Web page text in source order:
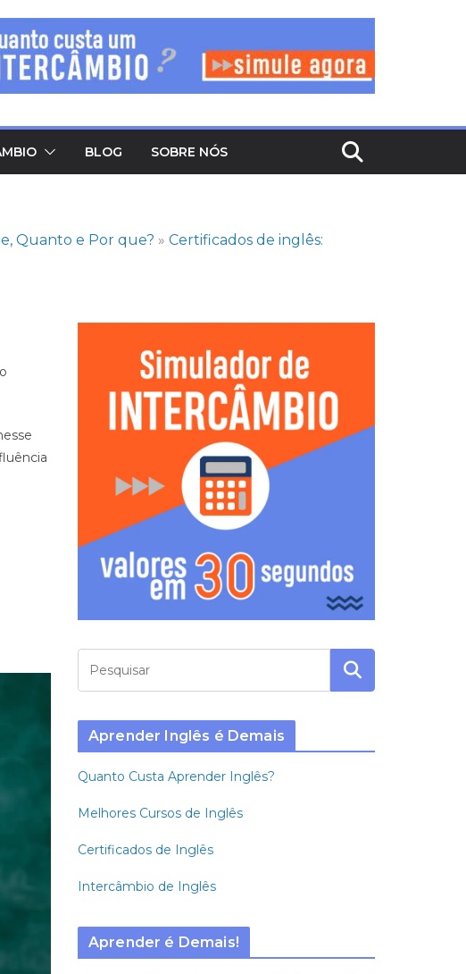
BLOG SOBRE NÓS
Quanto e Por que? » Certificados de inglês:
Aprender Inglês é Demais
Quanto Custa Aprender Inglês?
Melhores Cursos de Inglês
Certificados de Inglês
Intercâmbio de Inglês
Aprender é Demais!